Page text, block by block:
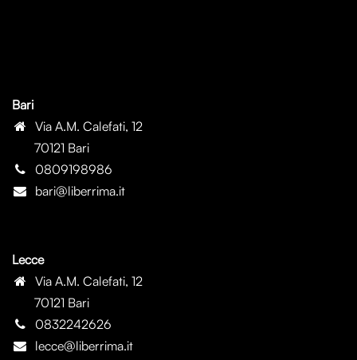
Bari
Via A.M. Calefati, 12
70121 Bari
0809198986
bari@liberrima.it
Lecce
Via A.M. Calefati, 12
70121 Bari
0832242626
lecce@liberrima.it